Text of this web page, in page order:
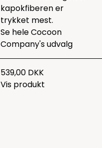
kapokfiberen er
trykket mest.
Se heleCocoon
Company's udvalg
539,00 DKK
Vis produkt